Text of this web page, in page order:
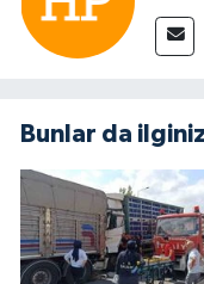
Bunlar da